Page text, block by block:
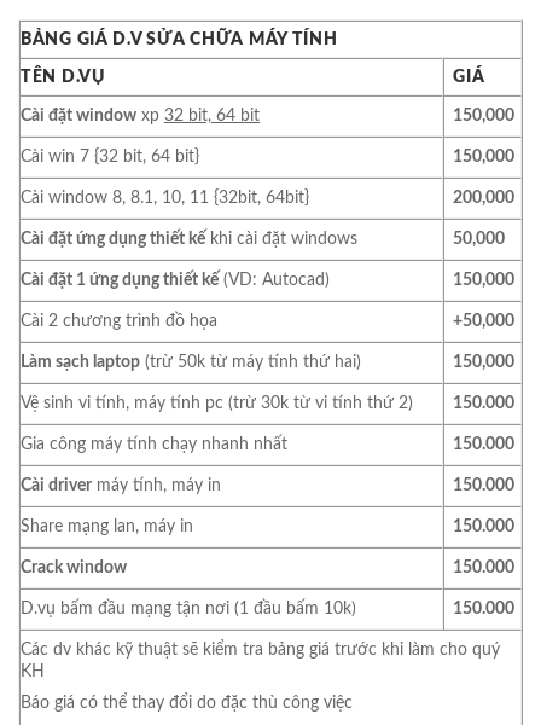
BẢNG GIÁ D.V SỬA CHỮA MÁY TÍNH
TÊN D.VỤ GIÁ
Cài đặt window xp 32 bit, 64 bit 150,000
Cài win 7 {32 bit, 64 bit} 150,000
Cài window 8, 8.1, 10, 11 {32bit, 64bit} 200,000
Cài đặt ứng dụng thiết kế khi cài đặt windows 50,000
Cài đặt 1 ứng dụng thiết kế (VD: Autocad) 150,000
Cài 2 chương trình đồ họa +50,000
Làm sạch laptop (trừ 50k từ máy tính thứ hai) 150,000
Vệ sinh vi tính, máy tính pc (trừ 30k từ vi tính thứ 2) 150.000
Gia công máy tính chạy nhanh nhất 150.000
Cài driver máy tính, máy in 150.000
Share mạng lan, máy in 150.000
Crack window 150.000
D.vụ bấm đầu mạng tận nơi (1 đầu bấm 10k) 150.000
Các dv khác kỹ thuật sẽ kiểm tra bảng giá trước khi làm cho quý
KH
Báo giá có thể thay đổi do đặc thù công việc